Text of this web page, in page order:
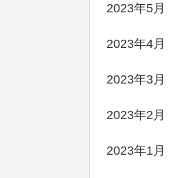
2023年5月
2023年4月
2023年3月
2023年2月
2023年1月